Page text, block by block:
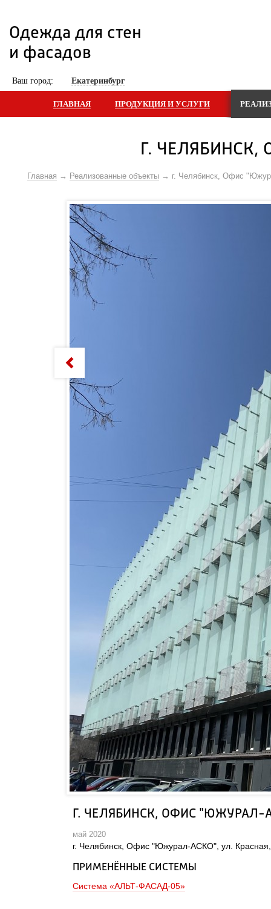
Одежда для стен
и фасадов
Ваш город: Екатеринбург
ГЛАВНАЯ ПРОДУКЦИЯ И УСЛУГИ
Г.
Главная Реализованные объекты г. Челябинск, Офис
Г. ЧЕЛЯБИНСК, ОФИС "ЮЖУРАЛ-
май 2020
г. Челябинск, Офис "Южурал-АСКО", ул.
ПРИМЕНЁННЫЕ СИСТЕМЫ
Система «АЛЬТ-ФАСАД-05»